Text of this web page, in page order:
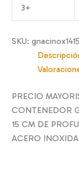
3+
SKU: gnacinox1415
PRECIO
CONTENEDOR
15 CM DE
ACERO